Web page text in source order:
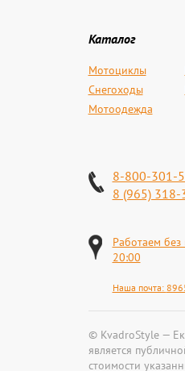
Каталог
Мотоциклы
Снегоходы
Мотоодежда
8-800-301-
8 (965)
Работаем
20:00
Наша почта:
© KvadroStyle —
является
стоимости